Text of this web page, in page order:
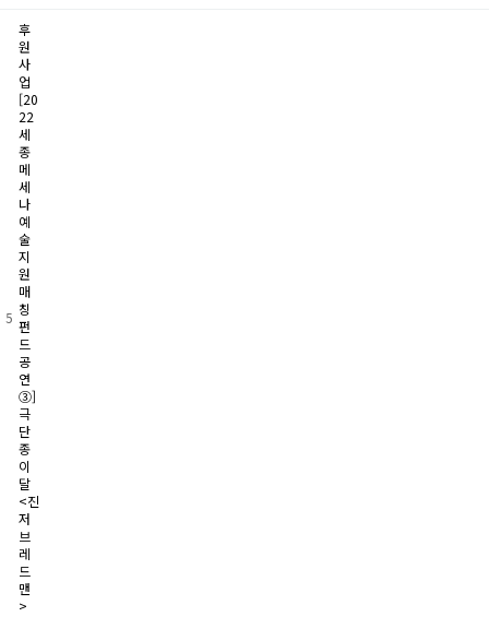
5
후
원
사
업
[20
22
세
종
메
세
나
예
술
지
원
매
칭
펀
드
공
연
③]
극
단
종
이
달
<진
저
브
레
드
맨
>